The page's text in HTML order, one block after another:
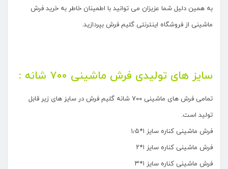
به همین دلیل شما عزیزان می توانید با اطمینان خاطر به خرید فرش
ماشینی از فروشگاه اینترنتی گلیم فرش بپردازید.
سایز های تولیدی فرش ماشینی ۷۰۰ شانه :
تمامی فرش های ماشینی ۷۰۰ شانه گلیم فرش در سایز های زیر قابل
تولید است.
فرش ماشینی کناره سایز ۱*۱٫۵
فرش ماشینی کناره سایز ۱*۲
فرش ماشینی کناره سایز ۱*۳